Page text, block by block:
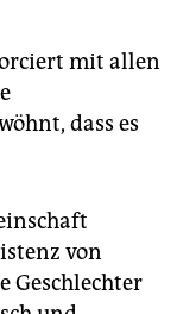
mit allen
dass es
von
Geschlechter